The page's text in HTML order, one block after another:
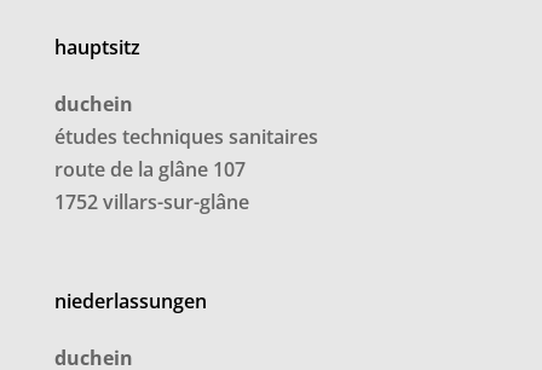
hauptsitz
duchein
études techniques sanitaires
route de la glâne 107
1752 villars-sur-glâne
niederlassungen
duchein